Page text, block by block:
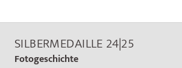
SILBERMEDAILLE 24|25
Fotogeschichte